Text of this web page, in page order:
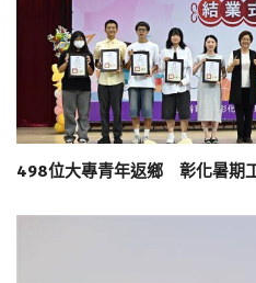
498位大專青年返鄉 彰化暑期